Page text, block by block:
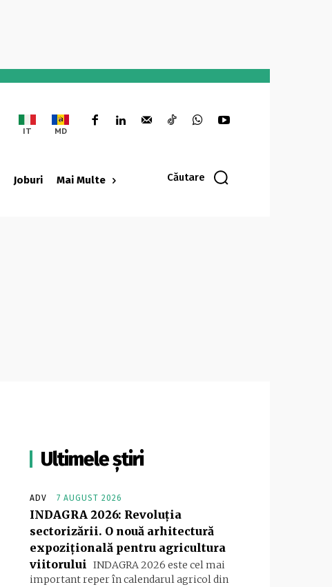
IT MD
Joburi Mai Multe Căutare
Ultimele știri
ADV 7 AUGUST 2026
INDAGRA 2026: Revoluția
sectorizării. O nouă arhitectură
expozițională pentru agricultura
viitorului INDAGRA 2026 este cel mai
important reper în calendarul agricol din